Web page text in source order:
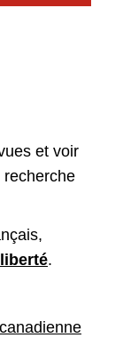
et voir
recherche
.